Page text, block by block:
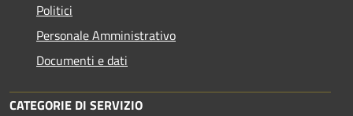
Politici
Personale Amministrativo
Documenti e dati
CATEGORIE DI SERVIZIO